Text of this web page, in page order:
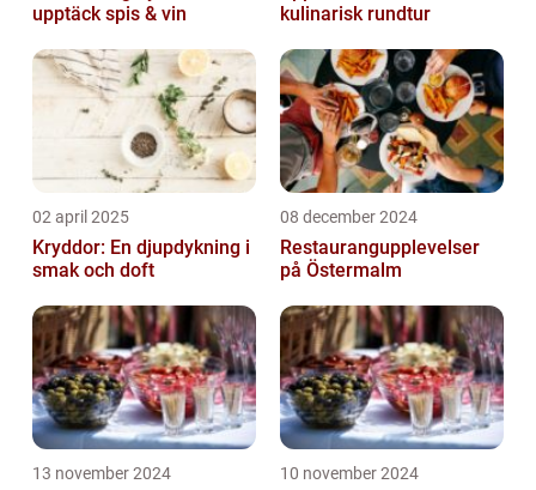
upptäck spis & vin
kulinarisk rundtur
02 april 2025
Kryddor: En djupdykning i
smak och doft
08 december 2024
Restaurangupplevelser
på Östermalm
13 november 2024 10 november 2024